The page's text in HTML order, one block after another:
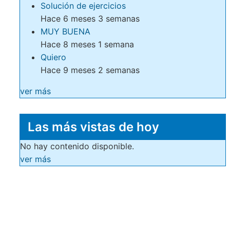
Solución de ejercicios
Hace 6 meses 3 semanas
MUY BUENA
Hace 8 meses 1 semana
Quiero
Hace 9 meses 2 semanas
ver más
Las más vistas de hoy
No hay contenido disponible.
ver más